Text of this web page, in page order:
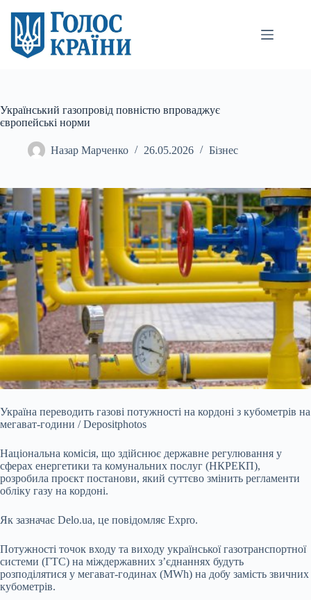
вмісту
Український газопровід повністю впроваджує
європейські норми
Назар Марченко 26.05.2026 Бізнес
Україна переводить газові потужності на кордоні з кубометрів на
мегават-години / Depositphotos
Національна комісія, що здійснює державне регулювання у
сферах енергетики та комунальних послуг (НКРЕКП),
розробила проєкт постанови, який суттєво змінить регламенти
обліку газу на кордоні.
Як зазначає Delo.ua, це повідомляє Expro.
Потужності точок входу та виходу української газотранспортної
системи (ГТС) на міждержавних з’єднаннях будуть
розподілятися у мегават-годинах (MWh) на добу замість звичних
кубометрів.